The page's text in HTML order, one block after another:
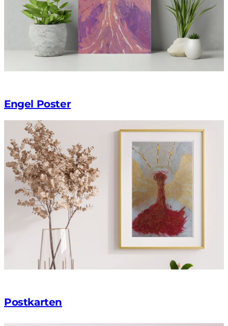
Engel Poster
Postkarten